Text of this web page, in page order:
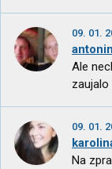
09. 01.
Ale
zaujalo
09. 01.
Na